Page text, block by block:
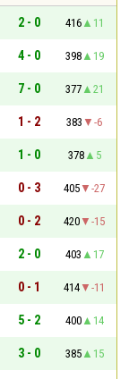
2 - 0 416
11
4 - 0 398
19
7 - 0 377
21
1 - 2 383
-6
1 - 0 378
5
0 - 3 405
-27
0 - 2 420
-15
2 - 0 403
17
0 - 1 414
-11
5 - 2 400
14
3 - 0 385
15